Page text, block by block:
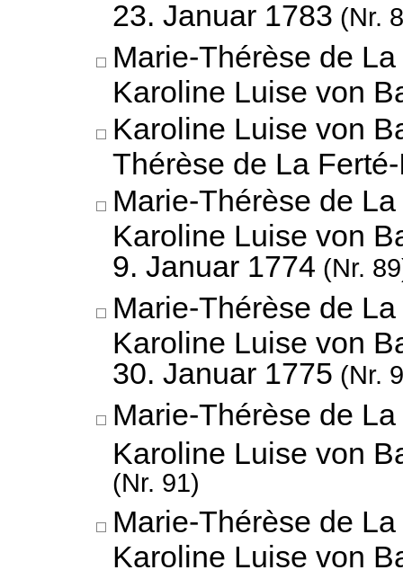
23. Januar 1783 (Nr.
Marie-Thérèse de
Karoline Luise von
Karoline Luise von
Thérèse de La
Marie-Thérèse de
Karoline Luise von
9. Januar 1774 (Nr.
Marie-Thérèse de
Karoline Luise von
30. Januar 1775 (Nr.
Marie-Thérèse de
Karoline Luise von
(Nr. 91)
Marie-Thérèse de
Karoline Luise von